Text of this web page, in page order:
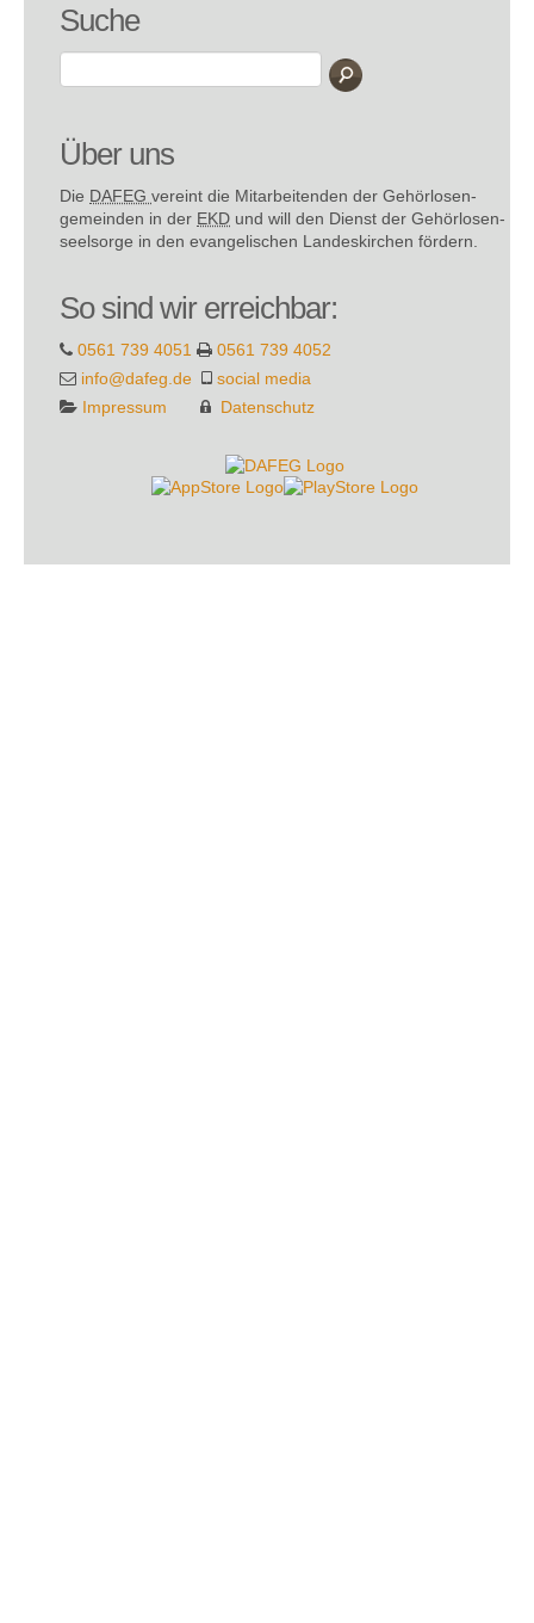
Suche
Über uns
Die DAFEG vereint die Mitarbeitenden der Gehör­losen­
gemeinden in der EKD und will den Dienst der Gehör­losen­
seel­sorge in den evange­lischen Landes­kirchen fördern.
So sind wir erreichbar:
0561 739 4051
0561 739 4052
info@dafeg.de
social media
Impressum
Datenschutz